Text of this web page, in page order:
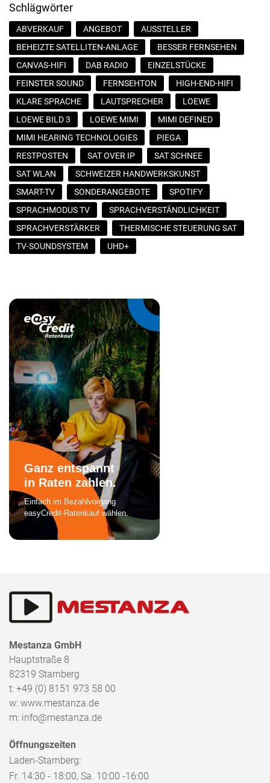
Schlägwörter
ABVERKAUF ANGEBOT
AUSSTELLER
BEHEIZTE SATELLITEN-ANLAGE
BESSER FERNSEHEN
CANVAS-HIFI
DAB RADIO
EINZELSTÜCKE
FEINSTER SOUND
FERNSEHTON
HIGH-END-HIFI
KLARE SPRACHE
LAUTSPRECHER
LOEWE
LOEWE BILD 3
LOEWE MIMI
MIMI DEFINED
MIMI HEARING TECHNOLOGIES
PIEGA
RESTPOSTEN
SAT OVER IP
SAT SCHNEE
SAT WLAN
SCHWEIZER HANDWERKSKUNST
SMART-TV
SONDERANGEBOTE
SPOTIFY
SPRACHMODUS TV
SPRACHVERSTÄNDLICHKEIT
SPRACHVERSTÄRKER
THERMISCHE STEUERUNG SAT
TV-SOUNDSYSTEM
UHD+
Mestanza GmbH
Hauptstraße 8
82319 Starnberg
t: +49 (0) 8151 973 58 00
w: www.mestanza.de
m: info@mestanza.de
Öffnungszeiten
Laden-Starnberg:
Fr. 14:30 - 18:00, Sa. 10:00 -16:00